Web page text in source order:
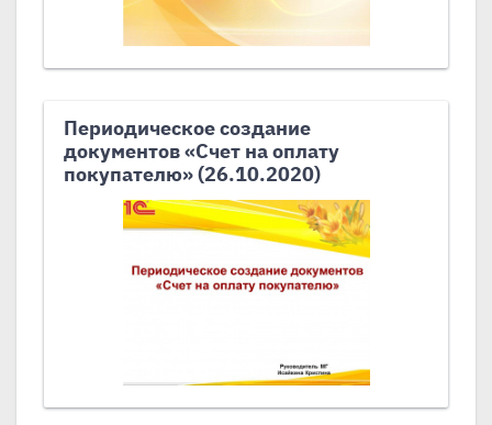
Периодическое создание
документов «Счет на оплату
покупателю» (26.10.2020)